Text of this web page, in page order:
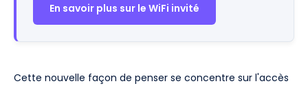
En savoir plus sur le WiFi invité
Cette nouvelle façon de penser se concentre sur l'accès